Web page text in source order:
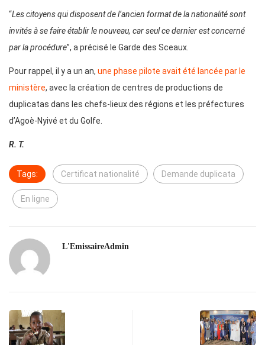
“Les citoyens qui disposent de l’ancien format de la nationalité sont
invités à se faire établir le nouveau, car seul ce dernier est concerné
par la procédure”, a précisé le Garde des Sceaux.
Pour rappel, il y a un an, une phase pilote avait été lancée par le
ministère, avec la création de centres de productions de
duplicatas dans les chefs-lieux des régions et les préfectures
d’Agoè-Nyivé et du Golfe.
R. T.
Tags: Certificat nationalité Demande duplicata
En ligne
L'EmissaireAdmin